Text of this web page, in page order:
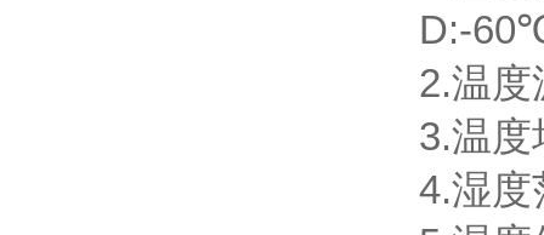
D:-
2.温
3.温
4.湿度